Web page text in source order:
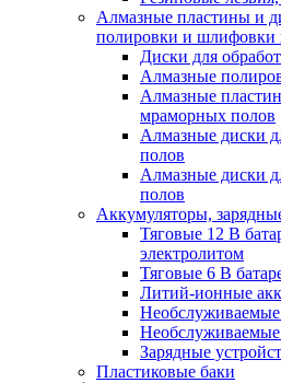
Алмазные пластины и
полировки и шлифовки
Диски для
Алмазные
Алмазные
мраморных полов
Алмазные диски
полов
Алмазные диски
полов
Аккумуляторы,
Тяговые 12 В
электролитом
Тяговые 6 В
Литий-ионные
Необслуживаемые
Необслуживаемые
Зарядные
Пластиковые баки